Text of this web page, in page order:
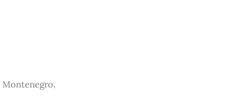
Montenegro,